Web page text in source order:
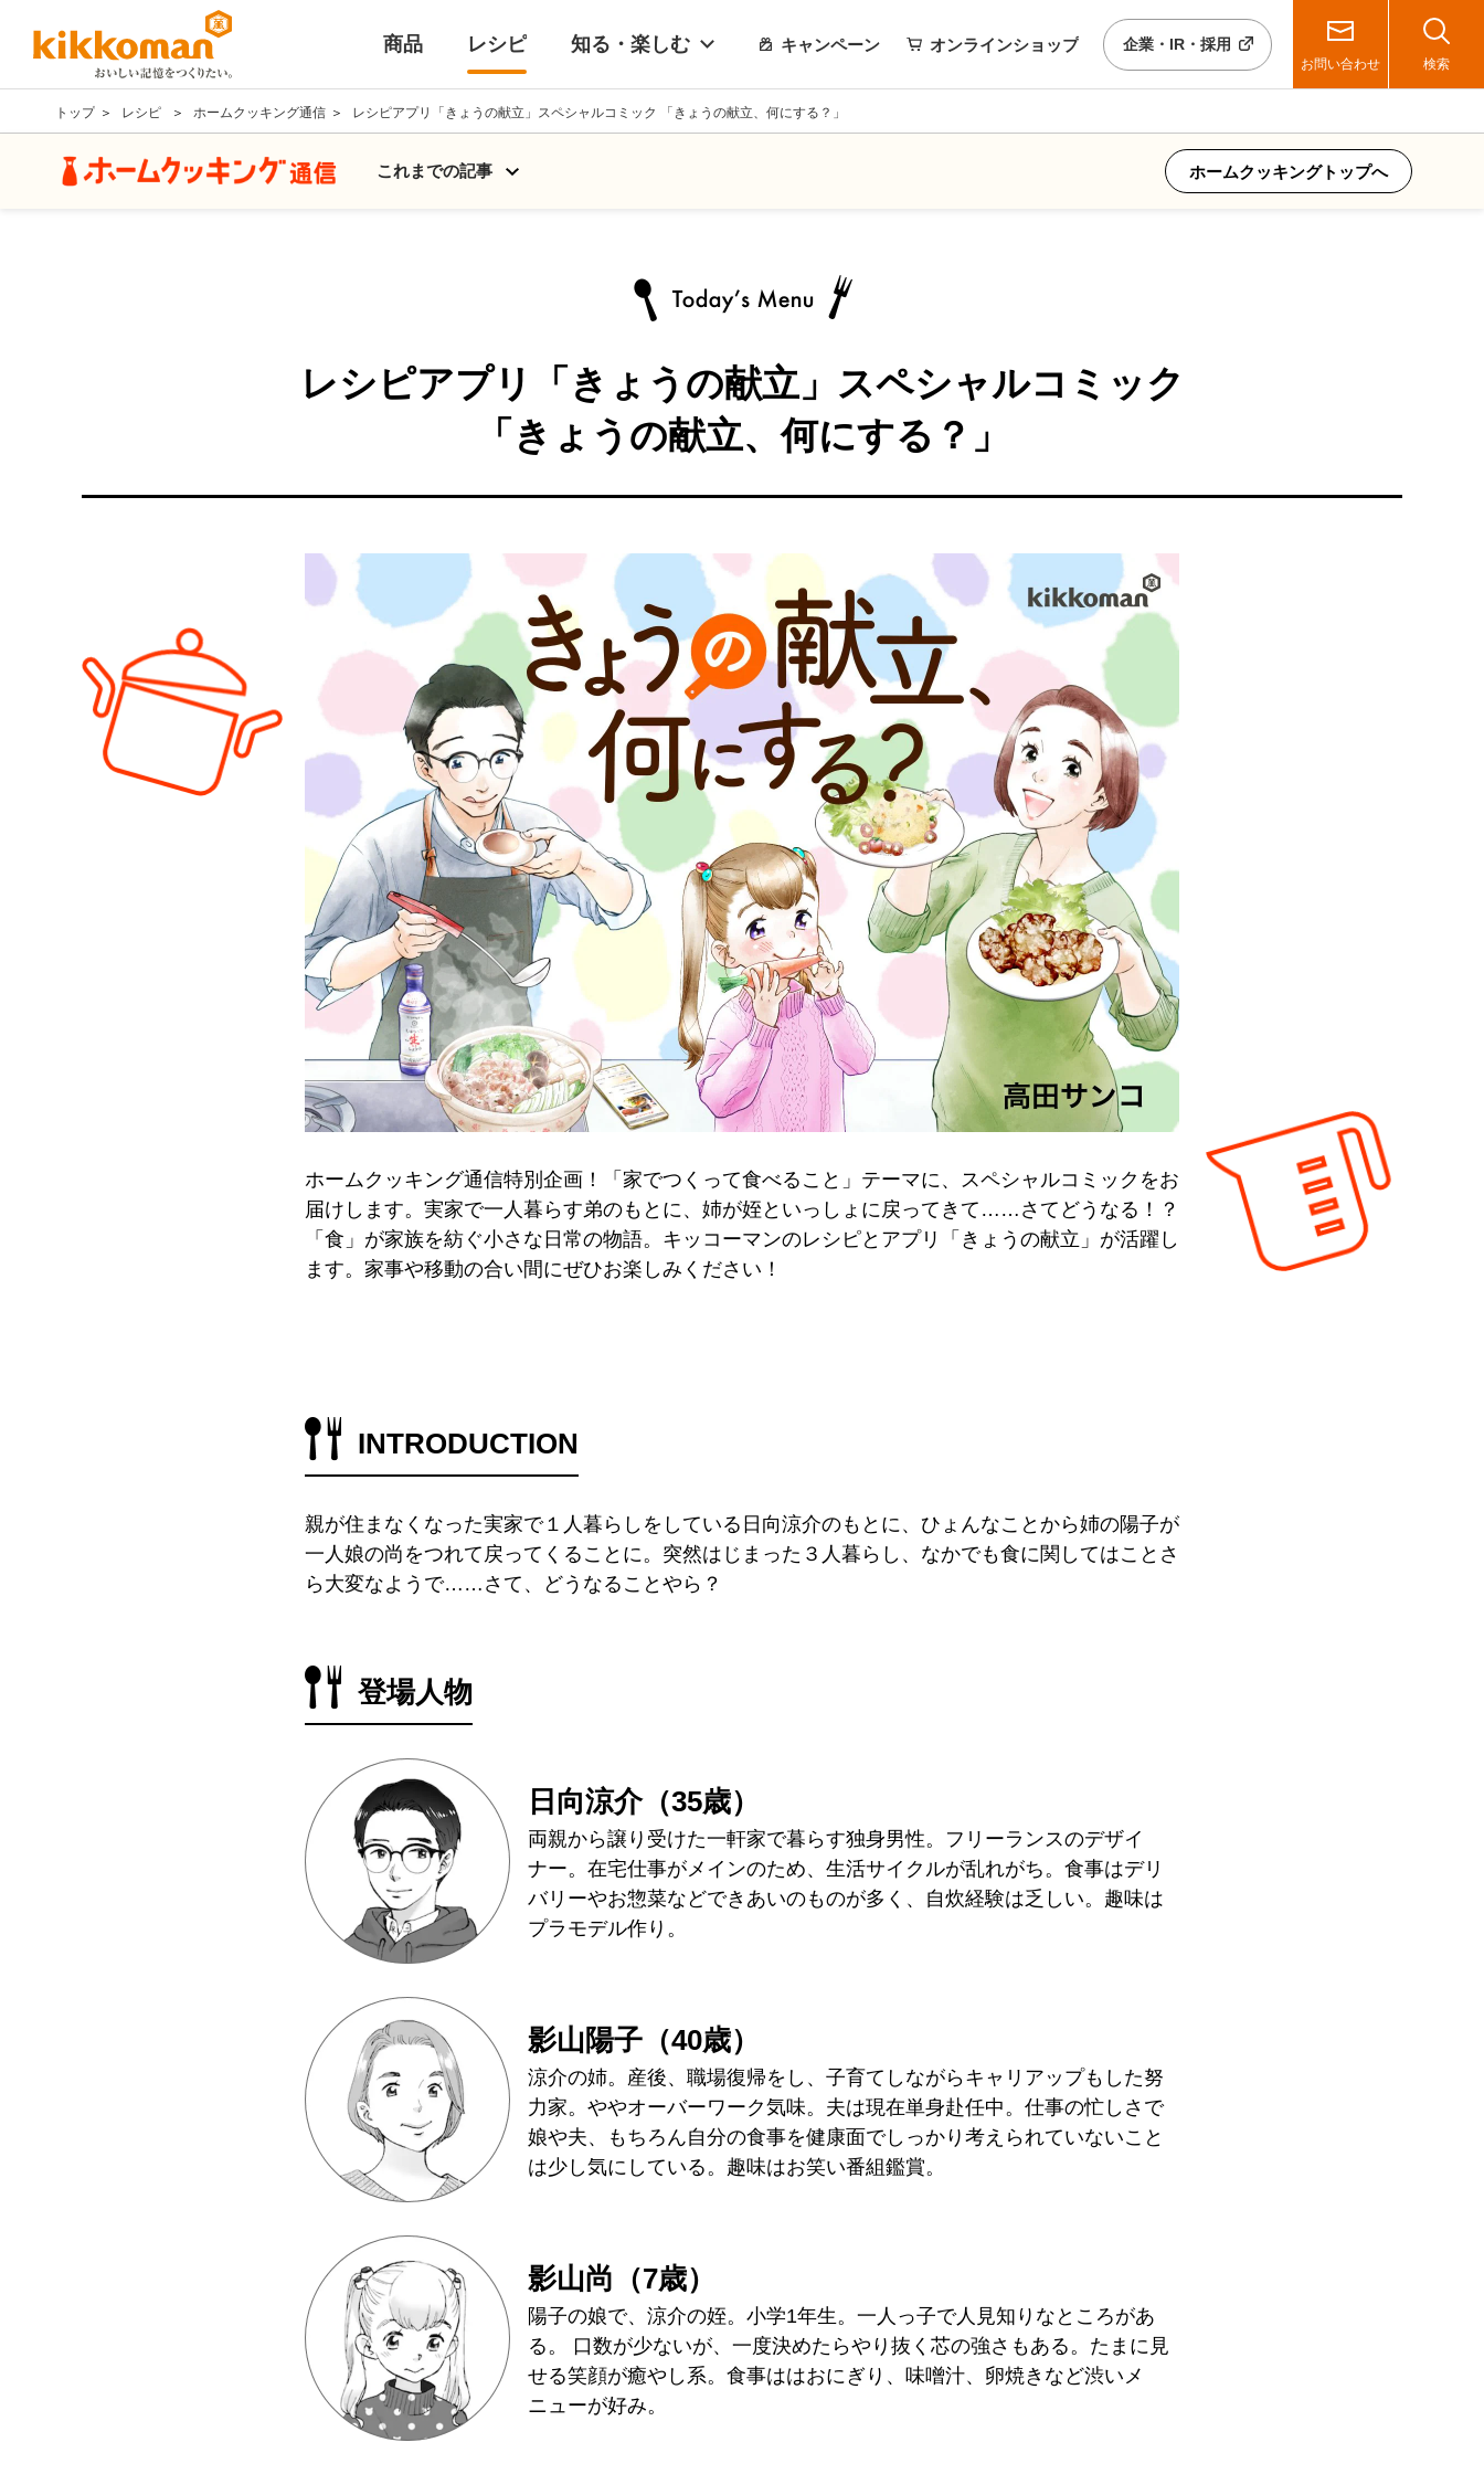
商品 レシピ 知る・楽しむ キャンペーン オンラインショップ 企業・IR・採用
お問い合わせ 検索
トップ レシピ ホームクッキング通信 レシピアプリ「きょうの献立」スペシャルコミック 「きょうの献立、何にする？」
これまでの記事 ホームクッキングトップへ
レシピアプリ「きょうの献立」 スペシャルコミック
「きょうの献立、何にする？」
ホームクッキング通信特別企画！「家でつくって食べること」テーマに、スペシャルコミックをお
届けします。実家で一人暮らす弟のもとに、姉が姪といっしょに戻ってきて……さてどうなる！？
「食」が家族を紡ぐ小さな日常の物語。キッコーマンのレシピとアプリ「きょうの献立」が活躍し
ます。家事や移動の合い間にぜひお楽しみください！
INTRODUCTION
親が住まなくなった実家で１人暮らしをしている日向涼介のもとに、ひょんなことから姉の陽子が
一人娘の尚をつれて戻ってくることに。突然はじまった３人暮らし、なかでも食に関してはことさ
ら大変なようで……さて、どうなることやら？
登場人物
日向涼介（35歳）
両親から譲り受けた⼀軒家で暮らす独⾝男性。フリーランスのデザイ
ナー。在宅仕事がメインのため、⽣活サイクルが乱れがち。⾷事はデリ
バリーやお惣菜などできあいのものが多く、⾃炊経験は乏しい。趣味は
プラモデル作り。
影山陽子（40歳）
涼介の姉。産後、職場復帰をし、⼦育てしながらキャリアップもした努
⼒家。ややオーバーワーク気味。夫は現在単身赴任中。仕事の忙しさで
娘や夫、もちろん⾃分の⾷事を健康⾯でしっかり考えられていないこと
は少し気にしている。趣味はお笑い番組鑑賞。
影山尚（7歳）
陽子の娘で、涼介の姪。小学1年生。一人っ子で人見知りなところがあ
る。 口数が少ないが、一度決めたらやり抜く芯の強さもある。たまに見
せる笑顔が癒やし系。食事ははおにぎり、味噌汁、卵焼きなど渋いメ
ニューが好み。